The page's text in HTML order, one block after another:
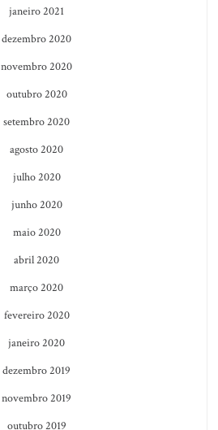
janeiro 2021
dezembro 2020
novembro 2020
outubro 2020
setembro 2020
agosto 2020
julho 2020
junho 2020
maio 2020
abril 2020
março 2020
fevereiro 2020
janeiro 2020
dezembro 2019
novembro 2019
outubro 2019